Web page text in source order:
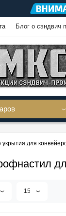
Блог о сэндвич
для
15